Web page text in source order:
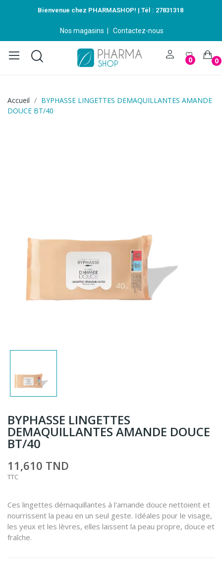
Bienvenue chez PHARMASHOP! | Tél : 27831318
Nos magasins Contactez-nous
0 0
Accueil
BYPHASSE LINGETTES DEMAQUILLANTES AMANDE
DOUCE BT/40
BYPHASSE LINGETTES
DEMAQUILLANTES AMANDE DOUCE
BT/40
11,610 TND
TTC
Ces lingettes démaquillantes à l'amande douce nettoient et
nourrissent la peau en un seul geste. Idéales pour le visage,
les yeux et les lèvres, elles laissent la peau propre, douce et
fraîche.